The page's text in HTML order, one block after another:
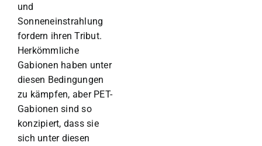
und
Sonneneinstrahlung
fordern ihren Tribut.
Herkömmliche
Gabionen haben unter
diesen Bedingungen
zu kämpfen, aber PET-
Gabionen sind so
konzipiert, dass sie
sich unter diesen